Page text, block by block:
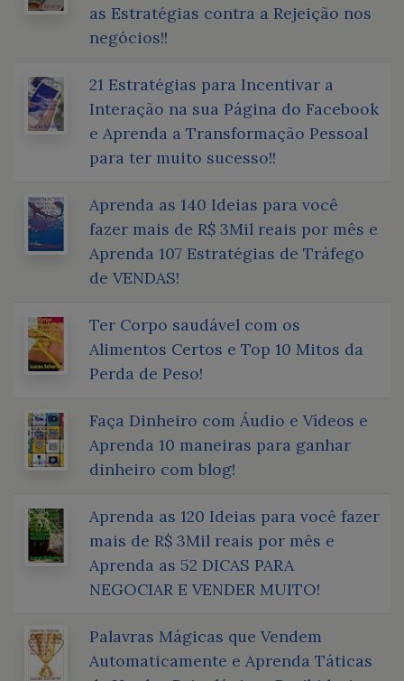
as Estratégias contra a Rejeição nos
negócios!!
21 Estratégias para Incentivar a
Interação na sua Página do Facebook
e Aprenda a Transformação Pessoal
para ter muito sucesso!!
Aprenda as 140 Ideias para você
fazer mais de R$ 3Mil reais por mês e
Aprenda 107 Estratégias de Tráfego
de VENDAS!
Ter Corpo saudável com os
Alimentos Certos e Top 10 Mitos da
Perda de Peso!
Faça Dinheiro com Áudio e Vídeos e
Aprenda 10 maneiras para ganhar
dinheiro com blog!
Aprenda as 120 Ideias para você fazer
mais de R$ 3Mil reais por mês e
Aprenda as 52 DICAS PARA
NEGOCIAR E VENDER MUITO!
Palavras Mágicas que Vendem
Automaticamente e Aprenda Táticas